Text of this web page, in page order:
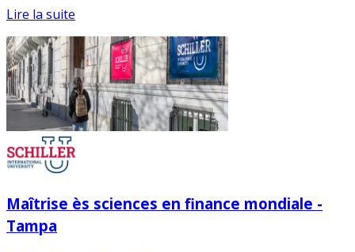
Lire la suite
Maîtrise ès sciences en finance mondiale -
Tampa